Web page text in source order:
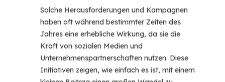
Solche Herausforderungen und Kampagnen
haben oft während bestimmter Zeiten des
Jahres eine erhebliche Wirkung, da sie die
Kraft von sozialen Medien und
Unternehmenspartnerschaften nutzen. Diese
Initiativen zeigen, wie einfach es ist, mit einem